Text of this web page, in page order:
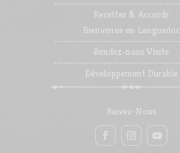
Recettes & Accords
Bienvenue en Languedoc
Rendez-nous Visite
Développement Durable
Suivez-Nous